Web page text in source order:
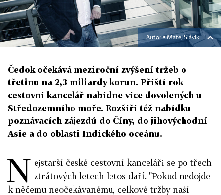
Autor ▪Matej Slávik
Čedok očekává meziroční zvýšení tržeb o
třetinu na 2,3 miliardy korun. Příští rok
cestovní kancelář nabídne více dovolených u
Středozemního moře. Rozšíří též nabídku
poznávacích zájezdů do Číny, do jihovýchodní
Asie a do oblasti Indického oceánu.
N ejstarší české cestovní kanceláři se po třech
ztrátových letech letos daří. "Pokud nedojde
k něčemu neočekávanému, celkové tržby naší